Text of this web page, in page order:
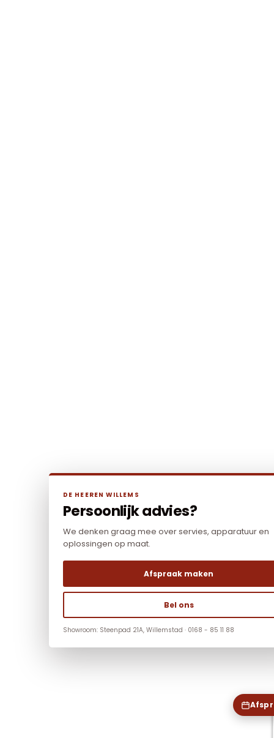
DE HEEREN WILLEMS
Persoonlijk advies?
We denken graag mee over servies, apparatuur en
oplossingen op maat.
Afspraak maken
Bel ons
Showroom: Steenpad 21A, Willemstad · 0168 - 85 11 88